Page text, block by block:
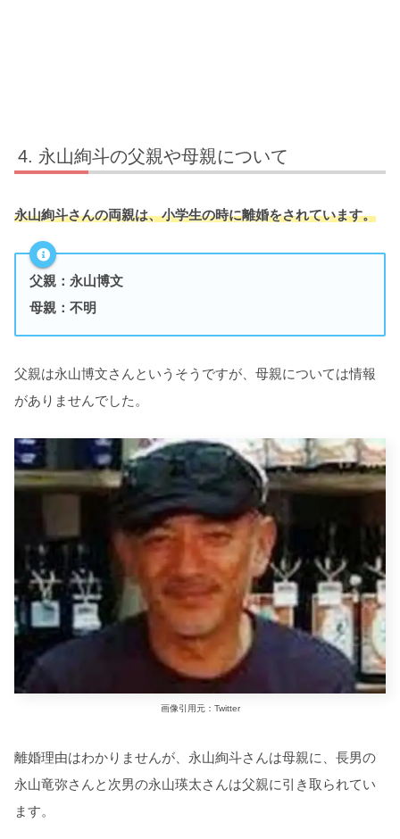
永山絢斗の父親や母親について
永山絢斗さんの両親は、小学生の時に離婚をされています。
父親：永山博文
母親：不明
父親は永山博文さんというそうですが、母親については情報
がありませんでした。
画像引用元：Twitter
離婚理由はわかりませんが、永山絢斗さんは母親に、長男の
永山竜弥さんと次男の永山瑛太さんは父親に引き取られてい
ます。